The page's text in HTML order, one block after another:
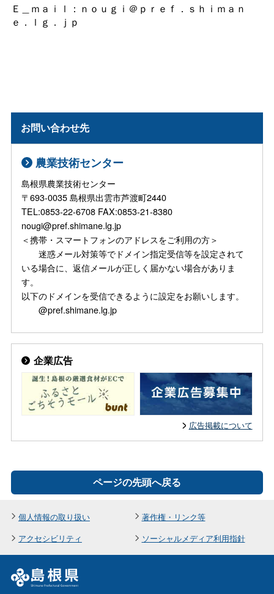
Ｅ＿ｍａｉｌ：ｎｏｕｇｉ＠ｐｒｅｆ．ｓｈｉｍａｎ
ｅ．ｌｇ．ｊｐ
お問い合わせ先
農業技術センター
島根県農業技術センター
〒693-0035 島根県出雲市芦渡町2440
TEL:0853-22-6708 FAX:0853-21-8380
nougi@pref.shimane.lg.jp
＜携帯・スマートフォンのアドレスをご利用の方＞
迷惑メール対策等でドメイン指定受信等を設定されて
いる場合に、返信メールが正しく届かない場合がありま
す。
以下のドメインを受信できるように設定をお願いします。
@pref.shimane.lg.jp
企業広告
広告掲載について
ページの先頭へ戻る
個人情報の取り扱い
著作権・リンク等
アクセシビリティ
ソーシャルメディア利用指針